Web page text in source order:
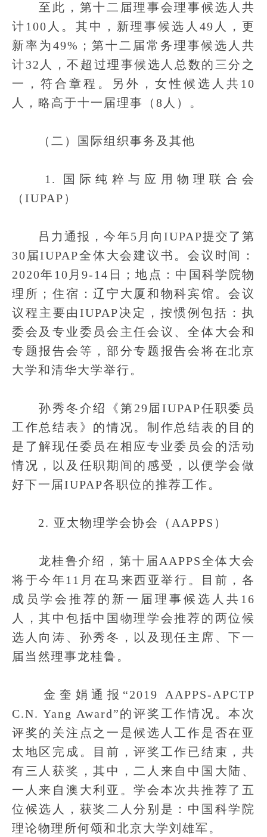
至此，第十二届理事会理事候选人共
计100人。其中，新理事候选人49人，更
新率为49%；第十二届常务理事候选人共
计32人，不超过理事候选人总数的三分之
一，符合章程。另外，女性候选人共10
人，略高于十一届理事（8人）。
（二）国际组织事务及其他
1. 国际纯粹与应用物理联合会
（IUPAP）
吕力通报，今年5月向IUPAP提交了第
30届IUPAP全体大会建议书。会议时间：
2020年10月9-14日；地点：中国科学院物
理所；住宿：辽宁大厦和物科宾馆。会议
议程主要由IUPAP决定，按惯例包括：执
委会及专业委员会主任会议、全体大会和
专题报告会等，部分专题报告会将在北京
大学和清华大学举行。
孙秀冬介绍《第29届IUPAP任职委员
工作总结表》的情况。制作总结表的目的
是了解现任委员在相应专业委员会的活动
情况，以及任职期间的感受，以便学会做
好下一届IUPAP各职位的推荐工作。
2. 亚太物理学会协会（AAPPS）
龙桂鲁介绍，第十届AAPPS全体大会
将于今年11月在马来西亚举行。目前，各
成员学会推荐的新一届理事候选人共16
人，其中包括中国物理学会推荐的两位候
选人向涛、孙秀冬，以及现任主席、下一
届当然理事龙桂鲁。
金奎娟通报“2019 AAPPS-APCTP
C.N. Yang Award”的评奖工作情况。本次
评奖的关注点之一是候选人工作是否在亚
太地区完成。目前，评奖工作已结束，共
有三人获奖，其中，二人来自中国大陆、
一人来自澳大利亚。学会本次共推荐了五
位候选人，获奖二人分别是：中国科学院
理论物理所何颂和北京大学刘雄军。